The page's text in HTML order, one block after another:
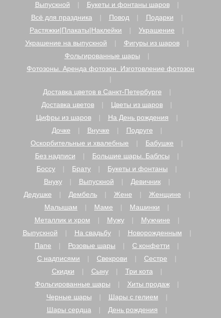
Выпускной
Букеты и фонтаны шаров
Всё для праздника
Повод
Подарки
Растяжки|Плакаты|Наклейки
Украшение
Украшение на выпускной
Фигуры из шаров
Фольгированные шары
Фотозоны. Аренда фотозон. Изготовление фотозон
Доставка цветов в Санкт-Петербурге
Доставка цветов
Цветы из шаров
Цифры из шаров
На День рождения
Дочке
Внучке
Подруге
Оскорбительные и хвалебные
Бабушке
Без надписи
Большие шары. Баблсы
Боссу
Брату
Букеты и фонтаны
Внуку
Выпускной
Девичник
Дедушке
Дембель Жене
Женщине
Малышам
Маме
Машинки
Металлик и хром
Мужу
Мужчине
Выпускной
На свадьбу
Новорожденным
Папе
Розовые шары
С конфетти
С надписями
Свекрови
Сестре
Скидки
Сыну
Три кота
Фольгированные шары
Хиты продаж
Черные шары
Шары с гелием
Шары сердца
День рождения